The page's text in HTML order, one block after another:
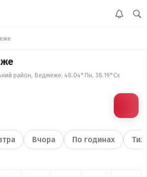
район, Ведмеже, 48.04°Пн, 38.19°Сх
Вчора По годинах